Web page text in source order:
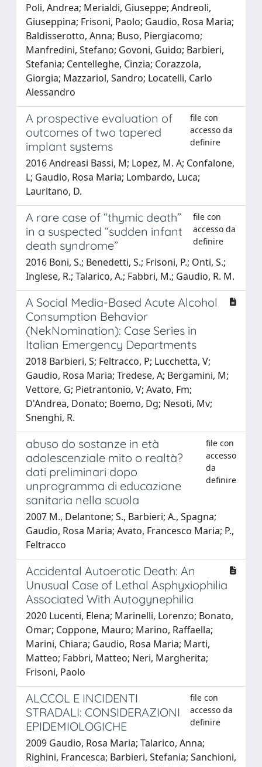
Poli, Andrea; Merialdi, Giuseppe; Andreoli,
Giuseppina; Frisoni, Paolo; Gaudio, Rosa Maria;
Baldisserotto, Anna; Buso, Piergiacomo;
Manfredini, Stefano; Govoni, Guido; Barbieri,
Stefania; Centelleghe, Cinzia; Corazzola,
Giorgia; Mazzariol, Sandro; Locatelli, Carlo
Alessandro
A prospective evaluation of
outcomes of two tapered
implant systems
file con
accesso da
definire
2016 Andreasi Bassi, M; Lopez, M. A; Confalone,
L; Gaudio, Rosa Maria; Lombardo, Luca;
Lauritano, D.
A rare case of “thymic death”
in a suspected “sudden infant
death syndrome”
file con
accesso da
definire
2016 Boni, S.; Benedetti, S.; Frisoni, P.; Onti, S.;
Inglese, R.; Talarico, A.; Fabbri, M.; Gaudio, R. M.
A Social Media-Based Acute Alcohol
Consumption Behavior
(NekNomination): Case Series in
Italian Emergency Departments
2018 Barbieri, S; Feltracco, P; Lucchetta, V;
Gaudio, Rosa Maria; Tredese, A; Bergamini, M;
Vettore, G; Pietrantonio, V; Avato, Fm;
D'Andrea, Donato; Boemo, Dg; Nesoti, Mv;
Snenghi, R.
abuso do sostanze in età
adolescenziale mito o realtà?
dati preliminari dopo
unprogramma di educazione
sanitaria nella scuola
file con
accesso
da
definire
2007 M., Delantone; S., Barbieri; A., Spagna;
Gaudio, Rosa Maria; Avato, Francesco Maria; P.,
Feltracco
Accidental Autoerotic Death: An
Unusual Case of Lethal Asphyxiophilia
Associated With Autogynephilia
2020 Lucenti, Elena; Marinelli, Lorenzo; Bonato,
Omar; Coppone, Mauro; Marino, Raffaella;
Marini, Chiara; Gaudio, Rosa Maria; Marti,
Matteo; Fabbri, Matteo; Neri, Margherita;
Frisoni, Paolo
ALCCOL E INCIDENTI
STRADALI: CONSIDERAZIONI
EPIDEMIOLOGICHE
file con
accesso da
definire
2009 Gaudio, Rosa Maria; Talarico, Anna;
Righini, Francesca; Barbieri, Stefania; Sanchioni,